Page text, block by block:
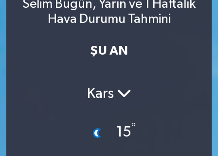
Selim Bugün, Yarın ve 1 Haftalık
Hava Durumu Tahmini
ŞU AN
Kars
15°